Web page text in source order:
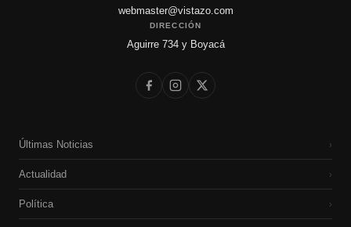
webmaster@vistazo.com
DIRECCIÓN
Aguirre 734 y Boyacá
Últimas Noticias ›
Actualidad ›
Política ›